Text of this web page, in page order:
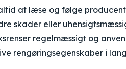
at læse og følge
skader eller
regelmæssigt og
rengøringsegenskaber i